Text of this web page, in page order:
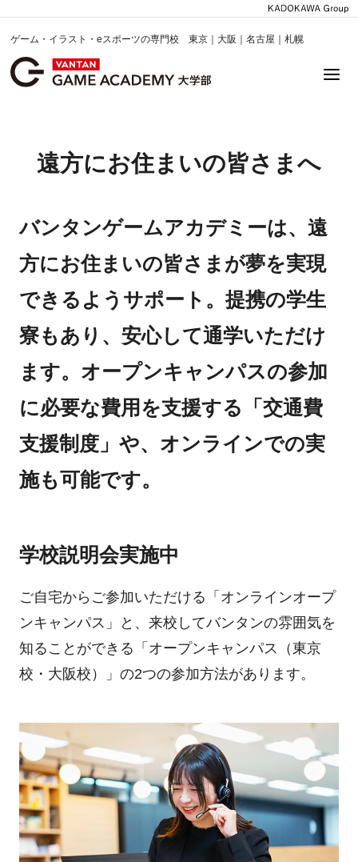
ゲーム・イラスト・eスポーツの専門校 東京｜大阪｜名古屋｜札幌
遠方にお住まいの皆さまへ
バンタンゲームアカデミーは、遠
方にお住まいの皆さまが夢を実現
できるようサポート。提携の学生
寮もあり、安心して通学いただけ
ます。オープンキャンパスの参加
に必要な費用を支援する「交通費
支援制度」や、オンラインでの実
施も可能です。
学校説明会実施中
ご自宅からご参加いただける「オンラインオープ
ンキャンパス」と、来校してバンタンの雰囲気を
知ることができる「オープンキャンパス（東京
校・大阪校）」の2つの参加方法があります。